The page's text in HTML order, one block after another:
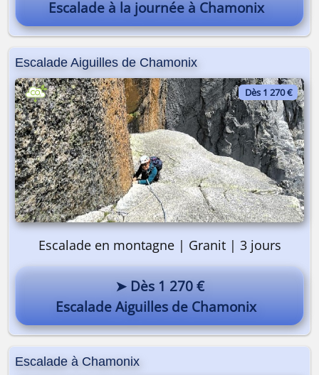
Pourquoi pas vous ? 😎
Escalade à la journée à Chamonix
Escalade Aiguilles de Chamonix
Dès 1 270 €
Escalade en montagne | Granit | 3 jours
➤ Dès 1 270 €
Escalade Aiguilles de Chamonix
Escalade à Chamonix